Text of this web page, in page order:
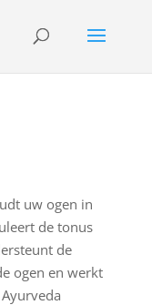
uw ogen in
de tonus
de
ogen en werkt